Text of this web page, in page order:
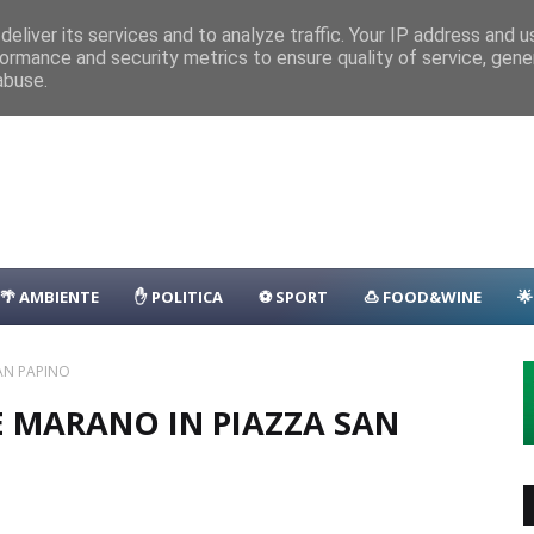
persone CASTELLO-MILAZZO
🌴 AMBIENTE ✋ POLITICA ⚽ SPORT 🍮 FOOD&WINE
PAPINO
IN PIAZZA SAN
its services and to analyze traffic. Your IP address and
and security metrics to ensure quality of service,